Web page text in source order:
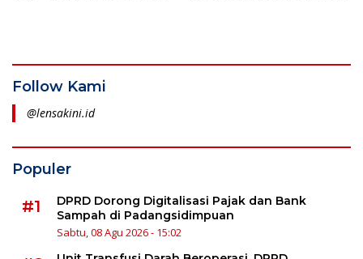
Follow Kami
@lensakini.id
Populer
#1
DPRD Dorong Digitalisasi Pajak dan Bank
Sampah di Padangsidimpuan
Sabtu, 08 Agu 2026 - 15:02